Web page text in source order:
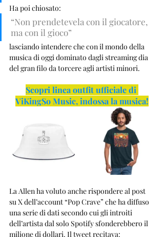
Ha poi chiosato:
“Non prendetevela con il giocatore,
ma con il gioco”
lasciando intendere che con il mondo della
musica di oggi dominato dagli streaming dia
del gran filo da torcere agli artisti minori.
Scopri linea outfit ufficiale di
ViKingSo Music, indossa la musica!
La Allen ha voluto anche rispondere al post
su X dell’account “Pop Crave” che ha diffuso
una serie di dati secondo cui gli introiti
dell’artista dal solo Spotify sfonderebbero il
milione di dollari. Il tweet recitava: